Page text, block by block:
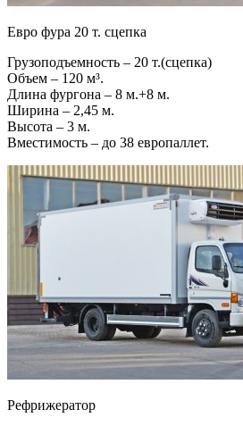
Евро фура 20 т. сцепка
Грузоподъемность – 20 т.(сцепка)
Объем – 120 м³.
Длина фургона – 8 м.+8 м.
Ширина – 2,45 м.
Высота – 3 м.
Вместимость – до 38 европаллет.
Рефрижератор